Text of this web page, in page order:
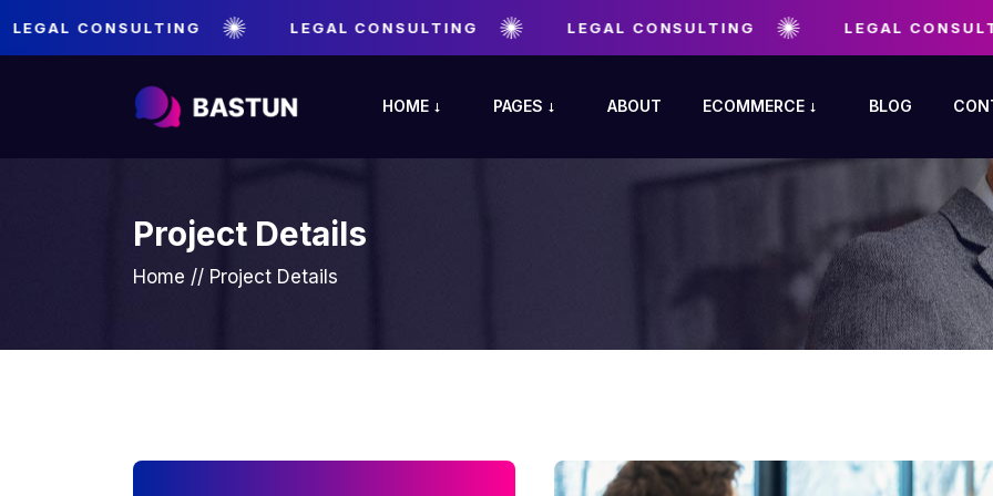
CONSULTING LEGAL CONSULTING LEGAL CONSULTING LEGAL
HOME PAGES ABOUT ECOMMERCE BLOG
Project Details
Home // Project Details